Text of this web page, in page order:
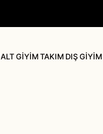
ALT GİYİMTAKIM DIŞ GİYİM
Yelek